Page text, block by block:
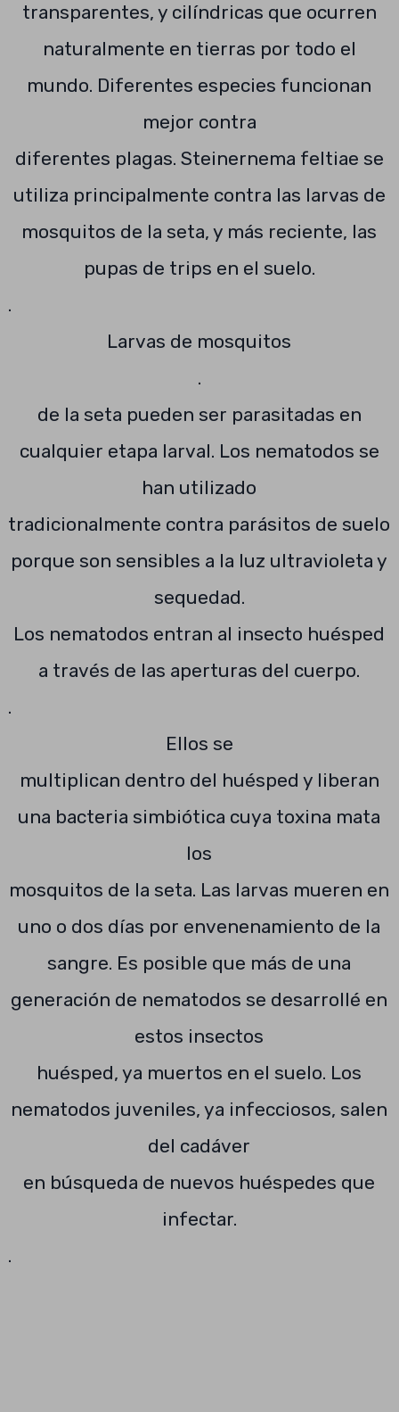
transparentes, y cilíndricas que ocurren
naturalmente en tierras por todo el
mundo. Diferentes especies funcionan
mejor contra
diferentes plagas. Steinernema feltiae se
utiliza principalmente contra las larvas de
mosquitos de la seta, y más reciente, las
pupas de trips en el suelo.
.
Larvas de mosquitos
.
de la seta pueden ser parasitadas en
cualquier etapa larval. Los nematodos se
han utilizado
tradicionalmente contra parásitos de suelo
porque son sensibles a la luz ultravioleta y
sequedad.
Los nematodos entran al insecto huésped
a través de las aperturas del cuerpo.
.
Ellos se
multiplican dentro del huésped y liberan
una bacteria simbiótica cuya toxina mata
los
mosquitos de la seta. Las larvas mueren en
uno o dos días por envenenamiento de la
sangre. Es posible que más de una
generación de nematodos se desarrollé en
estos insectos
huésped, ya muertos en el suelo. Los
nematodos juveniles, ya infecciosos, salen
del cadáver
en búsqueda de nuevos huéspedes que
infectar.
.